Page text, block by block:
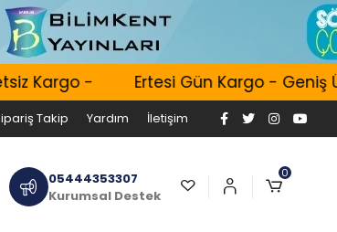
Kargo - Ertesi Gün Kargo - Geniş
Takip Yardım İletişim
05444353307
Kurumsal Destek
0